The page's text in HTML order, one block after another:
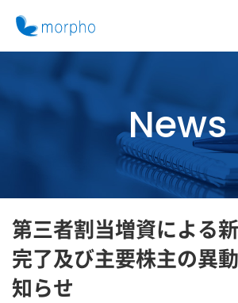
News
第三者割当増資による
完了及び主要株主の異
知らせ